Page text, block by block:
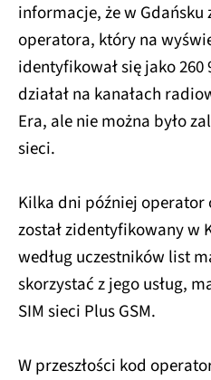
informacje, że w
operatora, który na
identyfikował się jako
działał na kanałach
Era, ale nie można było
sieci.
Kilka dni później operator
został zidentyfikowany w
według uczestników list
skorzystać z jego usług,
SIM sieci Plus GSM.
W przeszłości kod